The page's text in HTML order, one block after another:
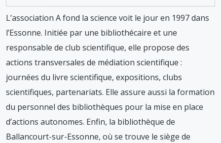
L’association A fond la science voit le jour en 1997 dans
l’Essonne. Initiée par une bibliothécaire et une
responsable de club scientifique, elle propose des
actions transversales de médiation scientifique :
journées du livre scientifique, expositions, clubs
scientifiques, partenariats. Elle assure aussi la formation
du personnel des bibliothèques pour la mise en place
d’actions autonomes. Enfin, la bibliothèque de
Ballancourt-sur-Essonne, où se trouve le siège de